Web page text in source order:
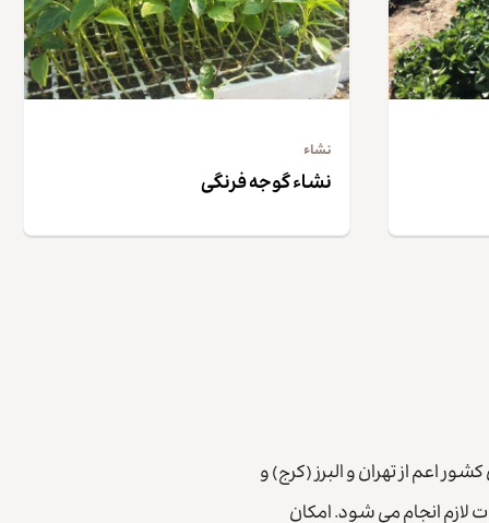
نشاء
نشاء گوجه فرنگی
اعم از تهران و البرز (کرج) و
لازم انجام می شود. امکان